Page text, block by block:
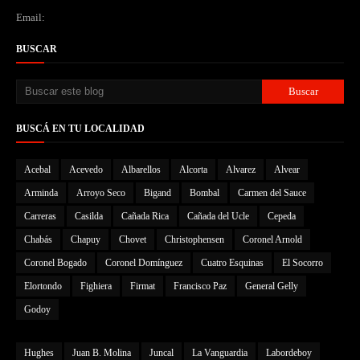
Email:
BUSCAR
BUSCÁ EN TU LOCALIDAD
Acebal Acevedo Albarellos Alcorta Alvarez Alvear
Arminda Arroyo Seco Bigand Bombal Carmen del Sauce
Carreras Casilda Cañada Rica Cañada del Ucle Cepeda
Chabás Chapuy Chovet Christophensen Coronel Arnold
Coronel Bogado Coronel Domínguez Cuatro Esquinas El Socorro
Elortondo Fighiera Firmat Francisco Paz General Gelly
Godoy
Hughes Juan B. Molina Juncal La Vanguardia Labordeboy